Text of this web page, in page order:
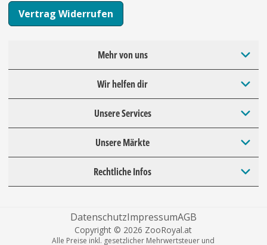
Vertrag Widerrufen
Mehr von uns
Wir helfen dir
Unsere Services
Unsere Märkte
Rechtliche Infos
DatenschutzImpressumAGB
Copyright © 2026 ZooRoyal.at
Alle Preise inkl. gesetzlicher Mehrwertsteuer und